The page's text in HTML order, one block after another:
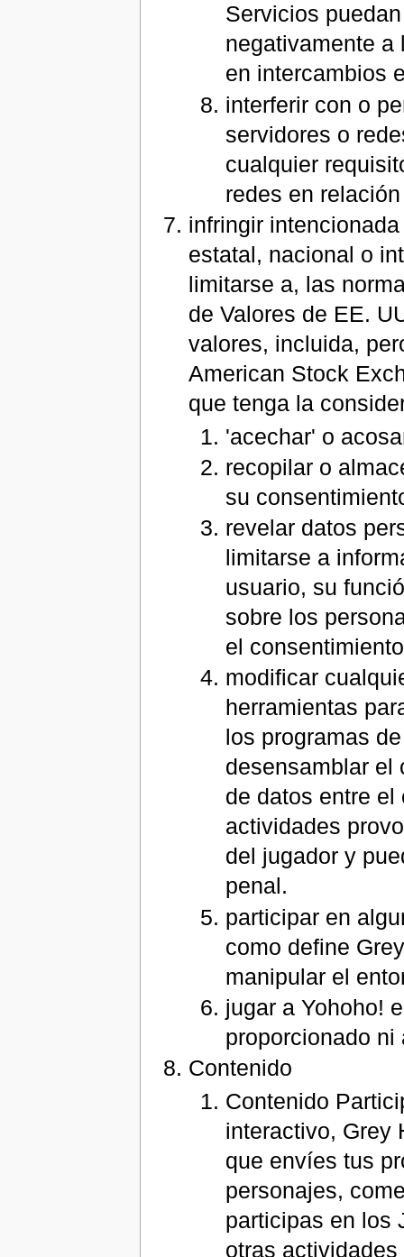
Servicios
negativamente a
en intercambios
interferir con o
servidores o
cualquier
redes en
infringir
estatal, nacional o
limitarse a, las
de Valores de EE.
valores, incluida,
American Stock
que tenga la
'acechar' o
recopilar o
su
revelar datos
limitarse a
usuario, su
sobre los
el
modificar
herramientas
los programas
desensamblar el
de datos entre
actividades
del jugador y
penal.
participar en
como define
manipular el
jugar a Yohoho!
proporcionado ni
Contenido
Contenido
interactivo, Grey
que envíes tus
personajes,
participas en los
otras